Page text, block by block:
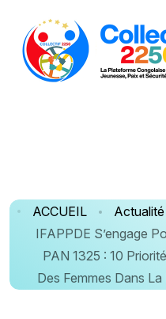
ACCUEIL
Actualité
IFAPPDE S’engage
PAN 1325 : 10
Des Femmes Dans